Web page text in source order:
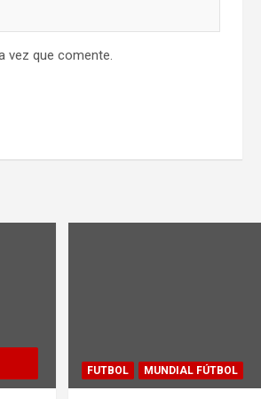
vez que comente.
FUTBOL MUNDIAL FÚTBOL